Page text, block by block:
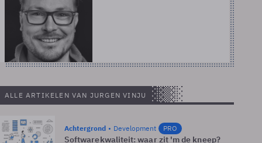
ALLE ARTIKELEN VAN JURGEN VINJU
Achtergrond Development PRO
Softwarekwaliteit: waar zit 'm de kneep?